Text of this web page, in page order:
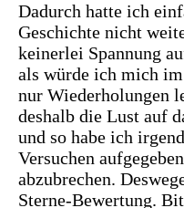
Dadurch hatte ich
Geschichte nicht
keinerlei Spannung
als würde ich mich
nur Wiederholungen
deshalb die Lust auf
und so habe ich
Versuchen
abzubrechen.
Sterne-Bewertung.